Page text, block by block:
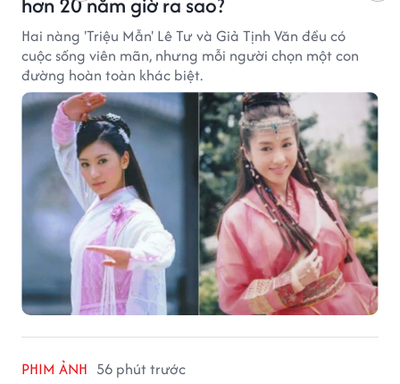
Hai nàng 'Triệu Mẫn' Lê Tư và Giả Tịnh Văn đều có
cuộc sống viên mãn, nhưng mỗi người chọn một con
đường hoàn toàn khác biệt.
PHIM ẢNH 56 phút trước